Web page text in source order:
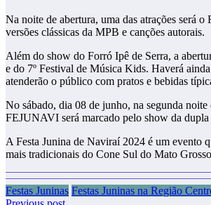
Na noite de abertura, uma das atrações será
versões clássicas da MPB e canções autorais.
Além do show do Forró Ipê de Serra, a
e do 7º Festival de Música Kids. Haverá
atenderão o público com pratos e bebidas
No sábado, dia 08 de junho, na segunda
FEJUNAVI será marcado pelo show da
A Festa Junina de Naviraí 2024 é um evento
mais tradicionais do Cone Sul do Mato
Festas Juninas Festas Juninas na Região